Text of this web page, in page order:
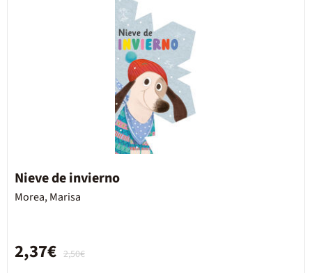
Nieve de invierno
Morea, Marisa
2,50€
2,37€